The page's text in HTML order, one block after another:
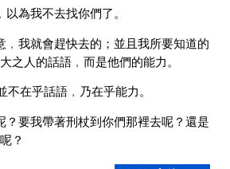
為我不去找你們了。
﹐我就會趕快去的；並且我所要知道的
之人的話語﹐而是他們的能力。
不在乎話語﹐乃在乎能力。
？要我帶著刑杖到你們那裡去呢？還是
？